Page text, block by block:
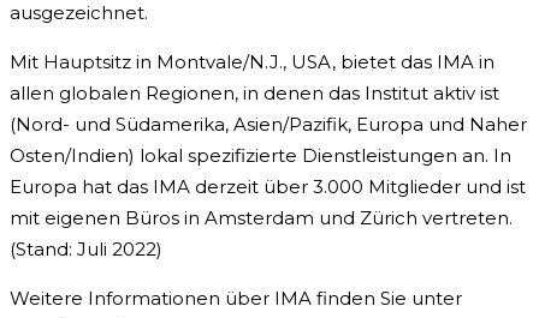
ausgezeichnet.
Mit Hauptsitz in Montvale/N.J., USA, bietet das IMA in
allen globalen Regionen, in denen das Institut aktiv ist
(Nord- und Südamerika, Asien/Pazifik, Europa und Naher
Osten/Indien) lokal spezifizierte Dienstleistungen an. In
Europa hat das IMA derzeit über 3.000 Mitglieder und ist
mit eigenen Büros in Amsterdam und Zürich vertreten.
(Stand: Juli 2022)
Weitere Informationen über IMA finden Sie unter